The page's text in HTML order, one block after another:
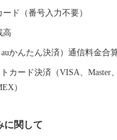
道遺産にも登録され、伝統的
観。誰でもその輪に入ること
13日～15日に行われる北海盆
花火大会も開催。約600発の
ード（番号入力不要）
高
auかんたん決済）通信料金合
カード決済（VISA、Master
）
に関して